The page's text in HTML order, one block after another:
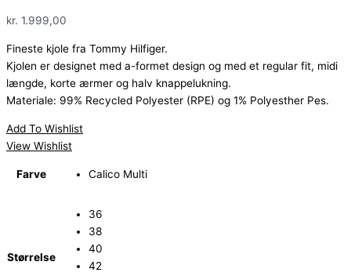
kr. 1.999,00
Fineste kjole fra Tommy Hilfiger.
Kjolen er designet med a-formet design og med et regular fit, midi
længde, korte ærmer og halv knappelukning.
Materiale: 99% Recycled Polyester (RPE) og 1% Polyesther Pes.
Add To Wishlist
View Wishlist
Farve Calico Multi
Størrelse
36
38
40
42